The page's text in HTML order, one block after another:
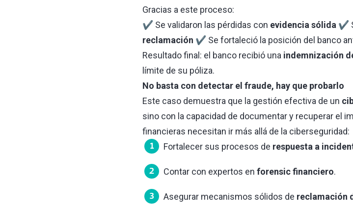
Gracias a este proceso:
✔ Se validaron las pérdidas con evidencia sólida ✔
reclamación ✔ Se fortaleció la posición del banco
Resultado final: el banco recibió una indemnización
límite de su póliza.
No basta con detectar el fraude, hay que probarlo
Este caso demuestra que la gestión efectiva de un
sino con la capacidad de documentar y recuperar el
financieras necesitan ir más allá de la ciberseguridad:
Fortalecer sus procesos de respuesta a
Contar con expertos en forensic financiero.
Asegurar mecanismos sólidos de reclamación